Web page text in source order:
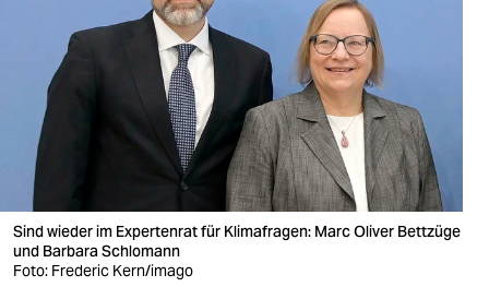
verlag
verlag
veranstaltungen
shop
fragen & hilfe
unterstützen
Sind wieder im Expertenrat für Klimafragen: Marc Oliver Bettzüge
und Barbara Schlomann
Foto: Frederic Kern/imago